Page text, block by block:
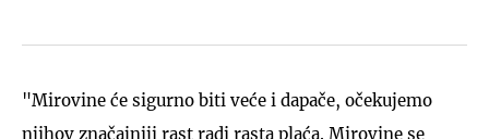
"Mirovine će sigurno biti veće i dapače, očekujemo
njihov značajniji rast radi rasta plaća. Mirovine se